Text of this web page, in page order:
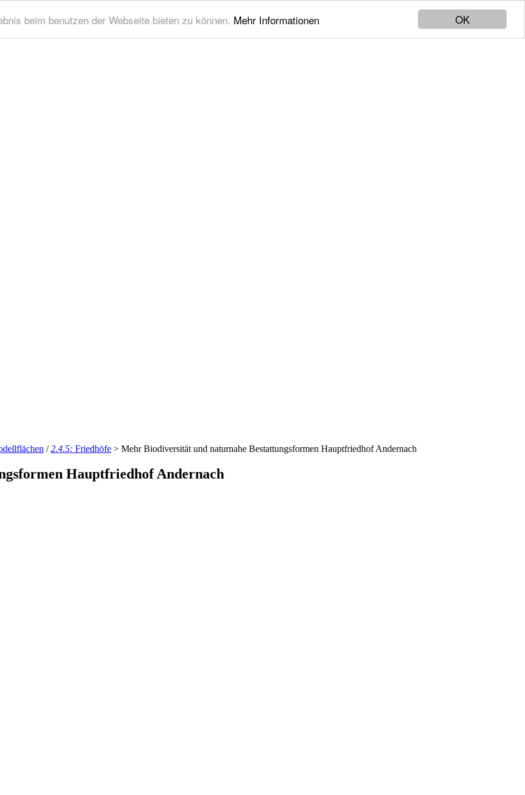
OK
beim benutzen der Webseite bieten zu können. Mehr Informationen
/2.4.5: Friedhöfe > Mehr Biodiversität und naturnahe Bestattungsformen Hauptfriedhof Andernach
Hauptfriedhof Andernach